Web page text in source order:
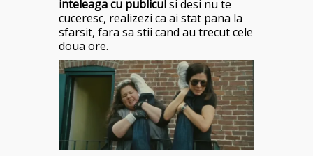
inteleaga cu publiculsi desi nu te
cuceresc, realizezi ca ai stat pana la
sfarsit, fara sa stii cand au trecut cele
doua ore.